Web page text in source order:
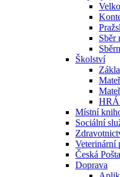
Sběr
Školství
Místní
Sociální
Veterinární
Česká Pošta
Doprava